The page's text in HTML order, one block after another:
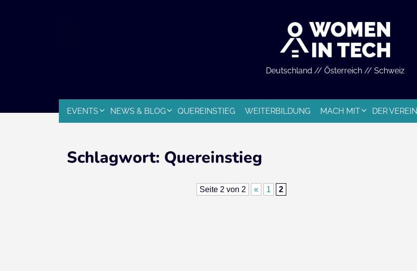
Deutschland // Österreich // Schweiz
EVENTS NEWS & BLOG QUEREINSTIEG WEITERBILDUNG MACH MIT DER VEREIN
Schlagwort: Quereinstieg
Seite 2 von 2 « 1 2